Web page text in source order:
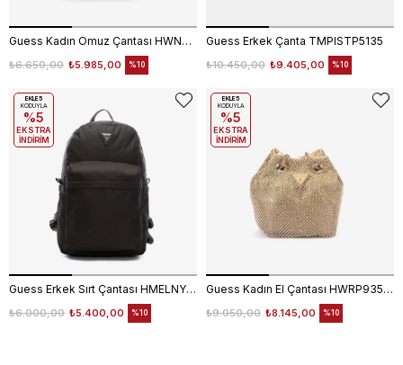
Guess Kadın Omuz Çantası HWNG9496780
₺5.985,00
₺6.650,00 %10
Guess Erkek Çanta TMPISTP5135
₺9.405,00
₺10.450,00 %10
Guess Erkek Sırt Çantası HMELNYP4105
₺5.400,00
₺6.000,00 %10
EKLE5
KODUYLA
%5
EKSTRA
İNDİRİM
Guess Kadın El Çantası HWRP9350750
₺8.145,00
₺9.050,00 %10
EKLE5
KODUYLA
%5
EKSTRA
İNDİRİM